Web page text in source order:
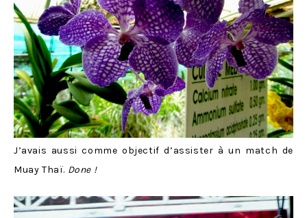
J’avais aussi comme objectif d’assister à un match de
Muay Thaï. Done !